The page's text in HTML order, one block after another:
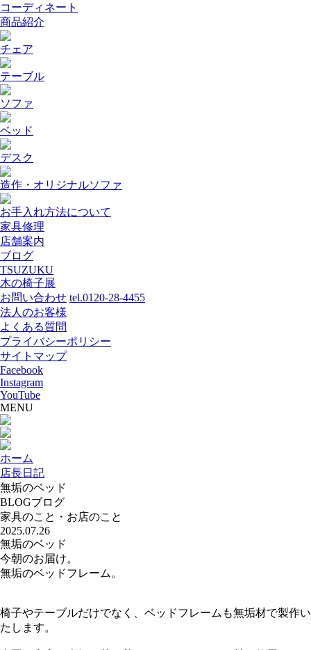
コーディネート
商品紹介
チェア
テーブル
ソファ
ベッド
デスク
造作・オリジナルソファ
お手入れ方法について
家具修理
店舗案内
ブログ
TSUZUKU
木の椅子展
お問い合わせ tel.0120-28-4455
法人のお客様
よくある質問
プライバシーポリシー
サイトマップ
Facebook
Instagram
YouTube
MENU
ホーム
店長日記
無垢のベッド
BLOGブログ
家具のこと・お店のこと
2025.07.26
無垢のベッド
今朝のお届け。
無垢のベッドフレーム。
椅子やテーブルだけでなく、ベッドフレームも無垢材で製作い
たします。